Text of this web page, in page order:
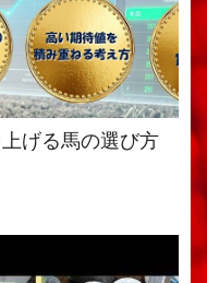
げる馬の選び方